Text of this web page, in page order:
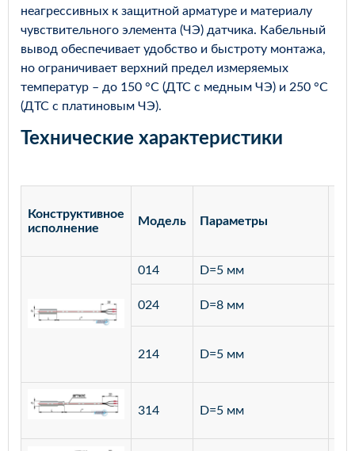
неагрессивных к защитной арматуре и материалу
чувствительного элемента (ЧЭ) датчика. Кабельный
вывод обеспечивает удобство и быстроту монтажа,
но ограничивает верхний предел измеряемых
температур – до 150 °С (ДТС с медным ЧЭ) и 250 °С
(ДТС с платиновым ЧЭ).
Технические характеристики
Конструктивное
исполнение
Модель Параметры
014 D=5 мм
024 D=8 мм
214 D=5 мм
314 D=5 мм